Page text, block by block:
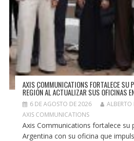
AXIS COMMUNICATIONS FORTALECE SU
REGIÓN AL ACTUALIZAR SUS OFICINAS
6 DE AGOSTO DE 2026
AXIS COMMUNICATIONS
Axis Communications fortalece su
Argentina con su oficina que